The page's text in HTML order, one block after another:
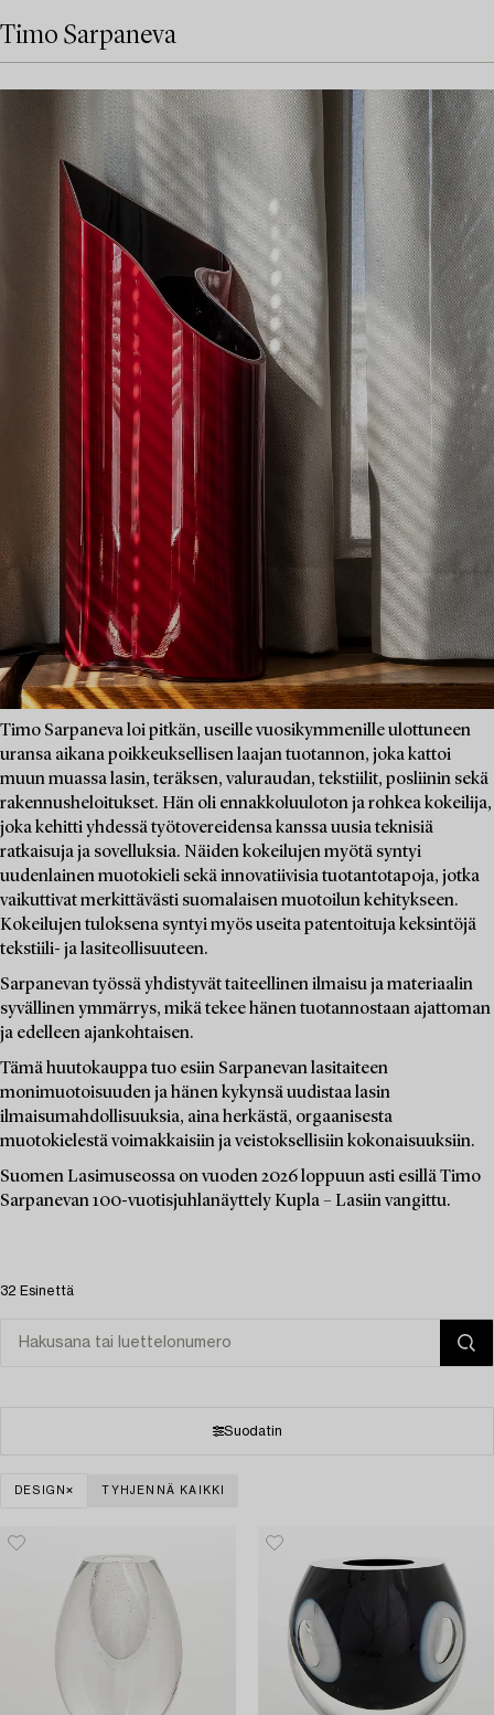
Timo Sarpaneva
Timo Sarpaneva loi pitkän, useille vuosikymmenille ulottuneen
uransa aikana poikkeuksellisen laajan tuotannon, joka kattoi
muun muassa lasin, teräksen, valuraudan, tekstiilit, posliinin sekä
rakennusheloitukset. Hän oli ennakkoluuloton ja rohkea kokeilija,
joka kehitti yhdessä työtovereidensa kanssa uusia teknisiä
ratkaisuja ja sovelluksia. Näiden kokeilujen myötä syntyi
uudenlainen muotokieli sekä innovatiivisia tuotantotapoja, jotka
vaikuttivat merkittävästi suomalaisen muotoilun kehitykseen.
Kokeilujen tuloksena syntyi myös useita patentoituja keksintöjä
tekstiili- ja lasiteollisuuteen.
Sarpanevan työssä yhdistyvät taiteellinen ilmaisu ja materiaalin
syvällinen ymmärrys, mikä tekee hänen tuotannostaan ajattoman
ja edelleen ajankohtaisen.
Tämä huutokauppa tuo esiin Sarpanevan lasitaiteen
monimuotoisuuden ja hänen kykynsä uudistaa lasin
ilmaisumahdollisuuksia, aina herkästä, orgaanisesta
muotokielestä voimakkaisiin ja veistoksellisiin kokonaisuuksiin.
Suomen Lasimuseossa on vuoden 2026 loppuun asti esillä Timo
Sarpanevan 100-vuotisjuhlanäyttely Kupla – Lasiin vangittu.
32 Esinettä
Suodatin
DESIGN TYHJENNÄ KAIKKI